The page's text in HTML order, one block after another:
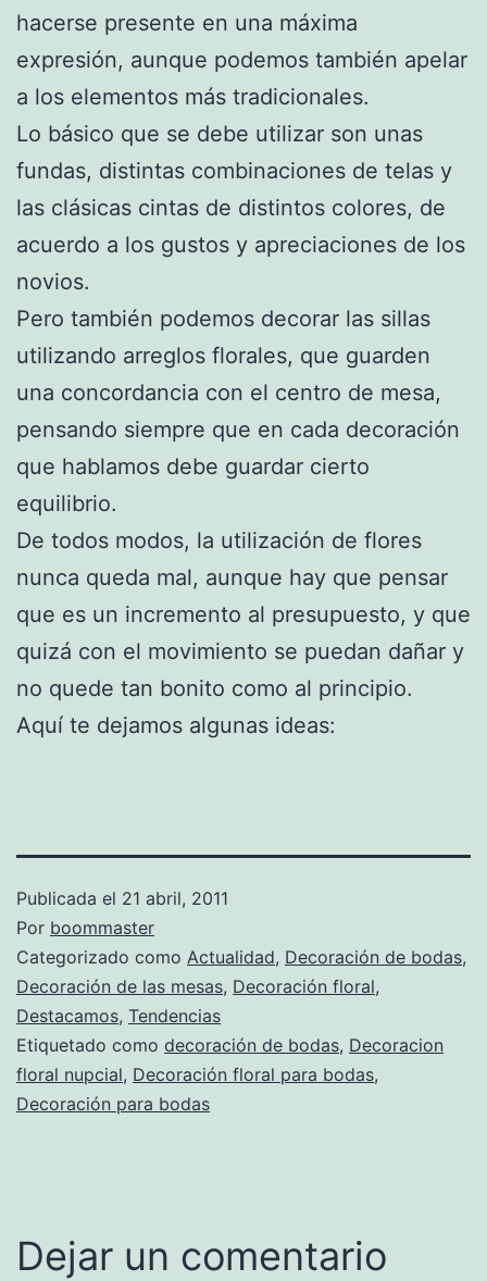
hacerse presente en una máxima
expresión, aunque podemos también apelar
a los elementos más tradicionales.
Lo básico que se debe utilizar son unas
fundas, distintas combinaciones de telas y
las clásicas cintas de distintos colores, de
acuerdo a los gustos y apreciaciones de los
novios.
Pero también podemos decorar las sillas
utilizando arreglos florales, que guarden
una concordancia con el centro de mesa,
pensando siempre que en cada decoración
que hablamos debe guardar cierto
equilibrio.
De todos modos, la utilización de flores
nunca queda mal, aunque hay que pensar
que es un incremento al presupuesto, y que
quizá con el movimiento se puedan dañar y
no quede tan bonito como al principio.
Aquí te dejamos algunas ideas:
Publicada el 21 abril, 2011
Por boommaster
Categorizado como Actualidad, Decoración de bodas,
Decoración de las mesas, Decoración floral,
Destacamos, Tendencias
Etiquetado como decoración de bodas, Decoracion
floral nupcial, Decoración floral para bodas,
Decoración para bodas
Dejar un comentario